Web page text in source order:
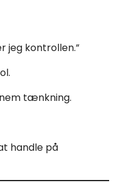
jeg kontrollen.”
tænkning.
handle på